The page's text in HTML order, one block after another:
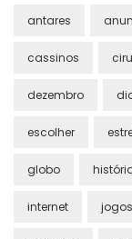
antares
cassinos
dezembro
escolher
globo
internet jogos